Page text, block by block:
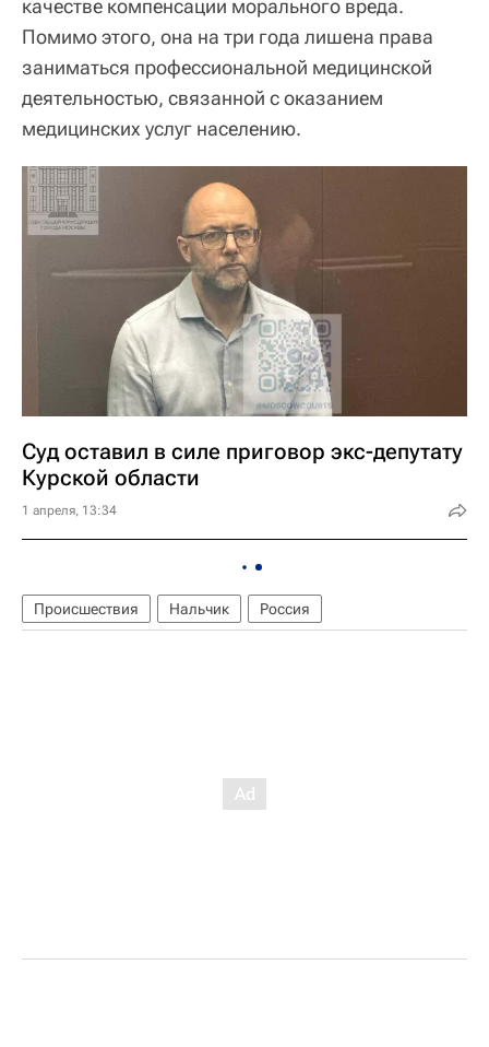
качестве компенсации морального вреда.
Помимо этого, она на три года лишена права
заниматься профессиональной медицинской
деятельностью, связанной с оказанием
медицинских услуг населению.
Суд оставил в силе приговор экс-депутату
Курской области
1 апреля, 13:34
Происшествия Нальчик Россия